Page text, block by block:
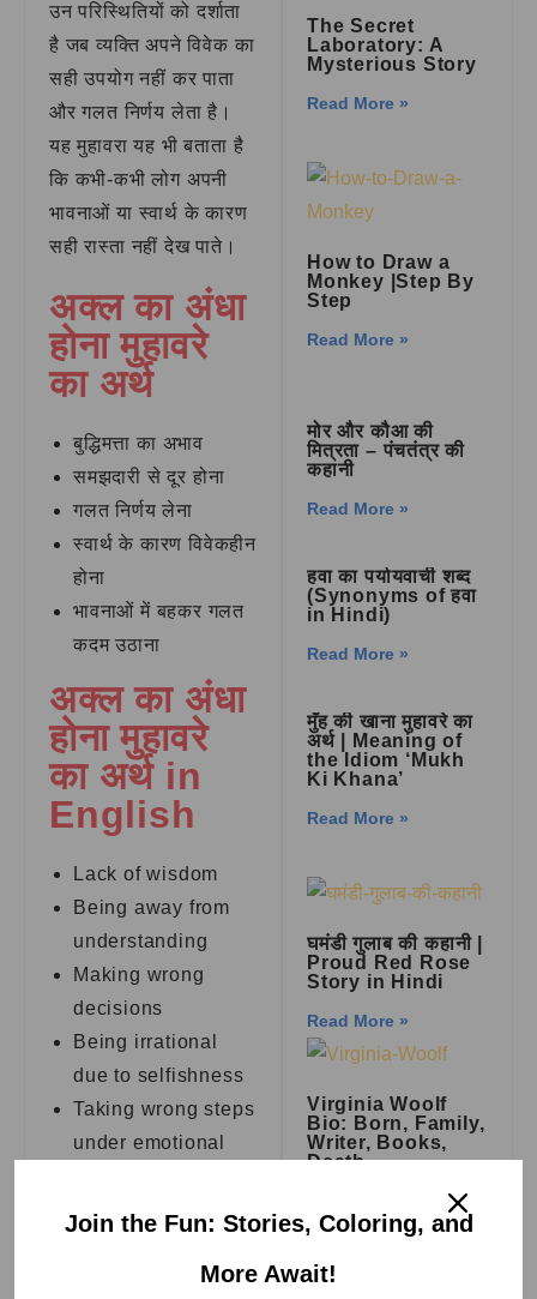
उन परिस्थितियों को दर्शाता
है जब व्यक्ति अपने विवेक का
सही उपयोग नहीं कर पाता
और गलत निर्णय लेता है।
यह मुहावरा यह भी बताता है
कि कभी-कभी लोग अपनी
भावनाओं या स्वार्थ के कारण
सही रास्ता नहीं देख पाते।
अक्ल का अंधा
होना मुहावरे
का अर्थ
बुद्धिमत्ता का अभाव
समझदारी से दूर होना
गलत निर्णय लेना
स्वार्थ के कारण विवेकहीन
होना
भावनाओं में बहकर गलत
कदम उठाना
अक्ल का अंधा
होना मुहावरे
का अर्थ in
English
Lack of wisdom
Being away from
understanding
Making wrong
decisions
Being irrational
due to selfishness
Taking wrong steps
under emotional
अक्ल का अंधा
होना Idioms
The Secret
Laboratory: A
Mysterious Story
Read More »
How to Draw a
Monkey |Step By
Step
Read More »
मोर और कौआ की
मित्रता – पंचतंत्र की
कहानी
Read More »
हवा का पर्यायवाची शब्द
(Synonyms of हवा
in Hindi)
Read More »
मुँह की खाना मुहावरे का
अर्थ | Meaning of
the Idiom ‘Mukh
Ki Khana’
Read More »
घमंडी गुलाब की कहानी |
Proud Red Rose
Story in Hindi
Read More »
Virginia Woolf
Bio: Born, Family,
Writer, Books,
Death
पवन का पर्यायवाची शब्द
(Synonyms of पवन
Join the Fun: Stories, Coloring, and
More Await!